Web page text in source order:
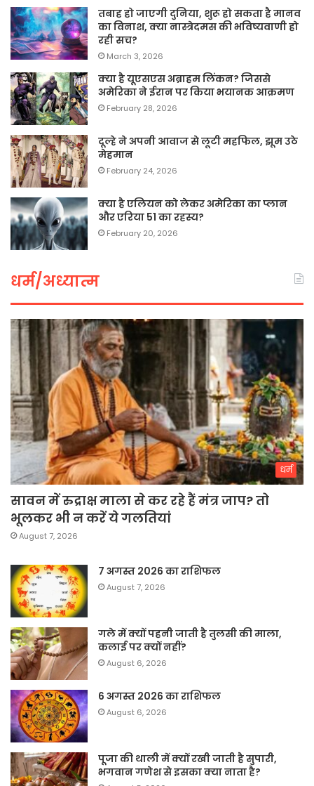
तबाह हो जाएगी दुनिया, शुरू हो सकता है मानव
का विनाश, क्या नास्त्रेदमस की भविष्यवाणी हो
रही सच?
March 3, 2026
क्या है यूएसएस अब्राहम लिंकन? जिससे
अमेरिका ने ईरान पर किया भयानक आक्रमण
February 28, 2026
दूल्हे ने अपनी आवाज से लूटी महफिल, झूम उठे
मेहमान
February 24, 2026
क्या है एलियन को लेकर अमेरिका का प्लान
और एरिया 51 का रहस्य?
February 20, 2026
धर्म/अध्यात्म
धर्म
सावन में रुद्राक्ष माला से कर रहे हैं मंत्र जाप? तो
भूलकर भी न करें ये गलतियां
August 7, 2026
7 अगस्त 2026 का राशिफल
August 7, 2026
गले में क्यों पहनी जाती है तुलसी की माला,
कलाई पर क्यों नहीं?
August 6, 2026
6 अगस्त 2026 का राशिफल
August 6, 2026
पूजा की थाली में क्यों रखी जाती है सुपारी,
भगवान गणेश से इसका क्या नाता है?